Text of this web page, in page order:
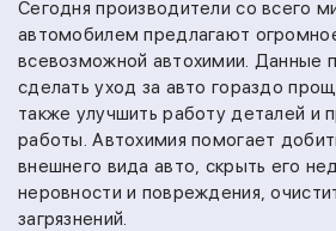
Сегодня производители со всего
автомобилем предлагают
всевозможной автохимии. Данные
сделать уход за авто гораздо
также улучшить работу деталей и
работы. Автохимия помогает
внешнего вида авто, скрыть его
неровности и повреждения,
загрязнений.